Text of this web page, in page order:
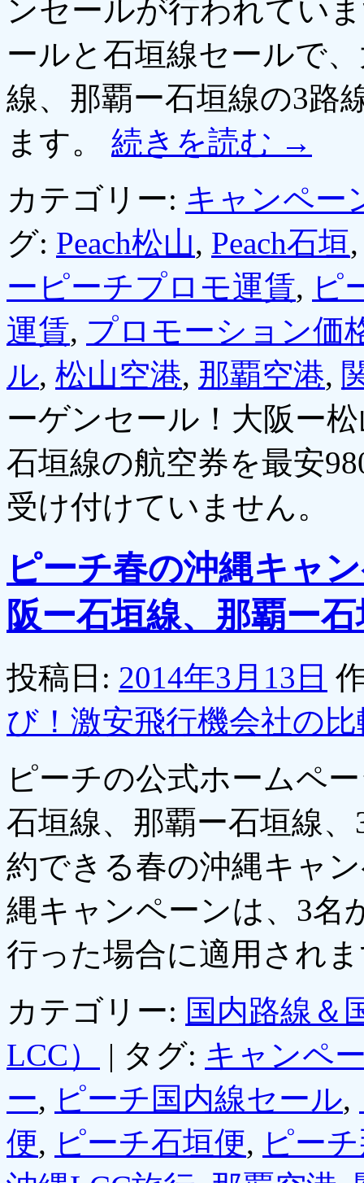
ンセールが行われてい
ールと石垣線セールで
線、那覇ー石垣線の3路
ます。 続きを読む →
カテゴリー: キャンペー
グ: Peach松山, Peach石垣
ーピーチプロモ運賃, ピ
運賃, プロモーション価
ル, 松山空港, 那覇空港,
ーゲンセール！大阪ー
石垣線の航空券を最安
受け付けていません。
ピーチ春の沖縄キャ
阪ー石垣線、那覇ー
投稿日: 2014年3月13日
び！激安飛行機会社の
ピーチの公式ホームペ
石垣線、那覇ー石垣線
約できる春の沖縄キャ
縄キャンペーンは、3名
行った場合に適用され
カテゴリー: 国内路線＆
LCC）
| タグ: キャンペ
ー, ピーチ国内線セール,
便, ピーチ石垣便, ピー